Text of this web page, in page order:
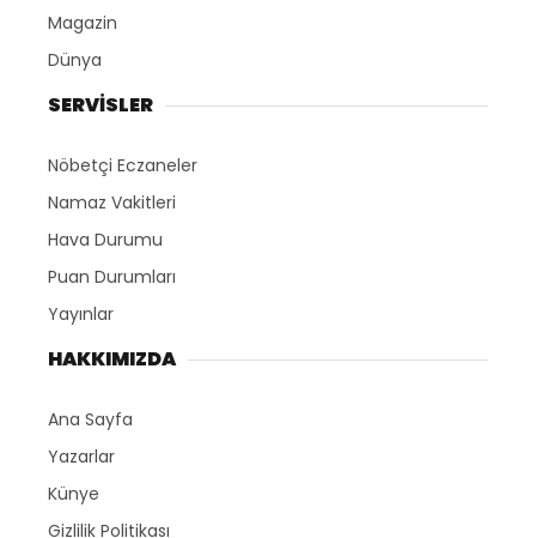
Magazin
Dünya
SERVİSLER
Nöbetçi Eczaneler
Namaz Vakitleri
Hava Durumu
Puan Durumları
Yayınlar
HAKKIMIZDA
Ana Sayfa
Yazarlar
Künye
Gizlilik Politikası